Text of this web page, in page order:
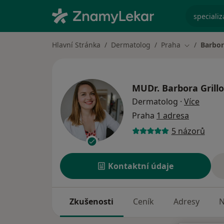
Hlavní Stránka Dermatolog Praha Změna
MUDr. Barbora
Dermatolog · Více
Praha 1 adresa
5 názorů
Kontaktní údaje
Zkušenosti Ceník Adresy